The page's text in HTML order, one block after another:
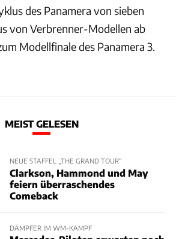
des Panamera von sieben
von Verbrenner-Modellen ab
Modellfinale des Panamera 3.
MEIST GELESEN
NEUE STAFFEL „THE GRAND TOUR“
Clarkson, Hammond und May
feiern überraschendes
Comeback
DÄMPFER IM WM-KAMPF